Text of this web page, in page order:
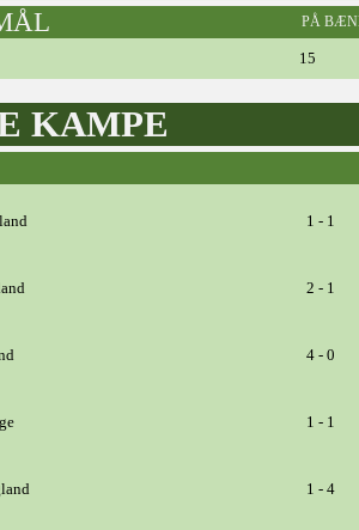
PÅ
15
KAMPE
1 - 1
2 - 1
4 - 0
1 - 1
1 - 4